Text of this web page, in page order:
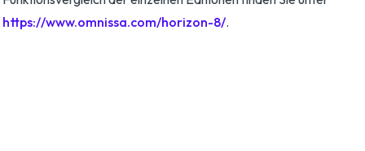
https://www.omnissa.com/horizon-8/.